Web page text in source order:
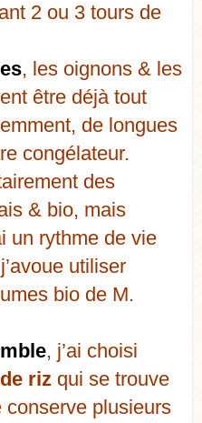
2 ou 3 tours de
, les oignons & les
être déjà tout
de longues
congélateur.
des
& bio, mais
un rythme de vie
utiliser
bio de M.
, j’ai choisi
riz qui se trouve
conserve plusieurs